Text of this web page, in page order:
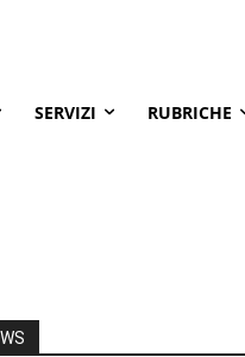
SERVIZI RUBRICHE